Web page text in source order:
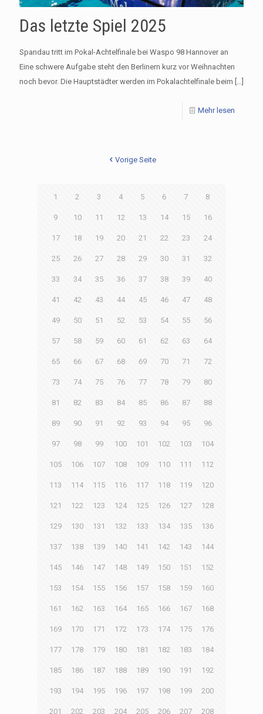
Das letzte Spiel 2025
Spandau tritt im Pokal-Achtelfinale bei Waspo 98 Hannover an
Eine schwere Aufgabe steht den Berlinern kurz vor Weihnachten
noch bevor. Die Hauptstädter werden im Pokalachtelfinale beim
Mehr lesen
Vorige Seite
1 2 3 4 5 6 7 8
9 10 11 12 13 14 15 16
17 18 19 20 21 22 23 24
25 26 27 28 29 30 31 32
33 34 35 36 37 38 39 40
41 42 43 44 45 46 47 48
49 50 51 52 53 54 55 56
57 58 59 60 61 62 63 64
65 66 67 68 69 70 71 72
73 74 75 76 77 78 79 80
81 82 83 84 85 86 87 88
89 90 91 92 93 94 95 96
97 98 99 100 101 102 103 104
105 106 107 108 109 110 111 112
113 114 115 116 117 118 119 120
121 122 123 124 125 126 127 128
129 130 131 132 133 134 135 136
137 138 139 140 141 142 143 144
145 146 147 148 149 150 151 152
153 154 155 156 157 158 159 160
161 162 163 164 165 166 167 168
169 170 171 172 173 174 175 176
177 178 179 180 181 182 183 184
185 186 187 188 189 190 191 192
193 194 195 196 197 198 199 200
201 202 203 204 205 206 207 208